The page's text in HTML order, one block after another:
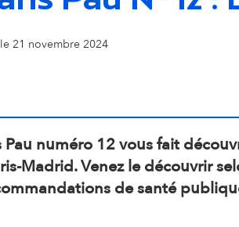
s
o
n
21 novembre 2024
Pau numéro 12 vous fait
Madrid. Venez le découvrir
de santé